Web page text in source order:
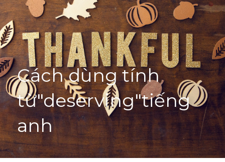
Học thử →
Cách dùng tính
từ"deserving"tiếng
anh